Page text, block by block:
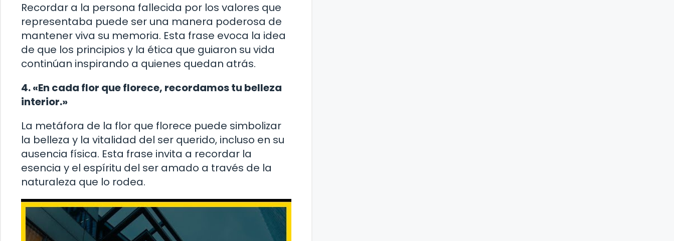
Recordar a la persona fallecida por los valores que
representaba puede ser una manera poderosa de
mantener viva su memoria. Esta frase evoca la idea
de que los principios y la ética que guiaron su vida
continúan inspirando a quienes quedan atrás.
4. «En cada flor que florece, recordamos tu belleza
interior.»
La metáfora de la flor que florece puede simbolizar
la belleza y la vitalidad del ser querido, incluso en su
ausencia física. Esta frase invita a recordar la
esencia y el espíritu del ser amado a través de la
naturaleza que lo rodea.